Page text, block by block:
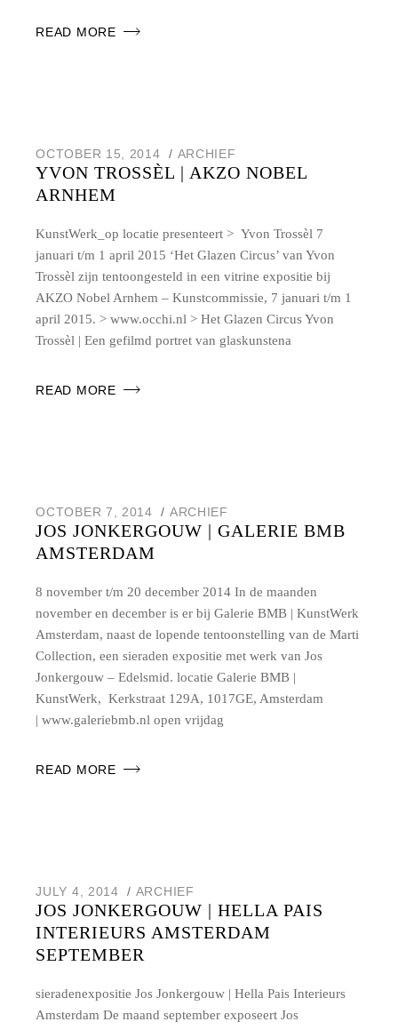
READ MORE
OCTOBER 15, 2014 ARCHIEF
YVON TROSSÈL | AKZO NOBEL
ARNHEM
KunstWerk_op locatie presenteert > Yvon Trossèl 7
januari t/m 1 april 2015 ‘Het Glazen Circus’ van Yvon
Trossèl zijn tentoongesteld in een vitrine expositie bij
AKZO Nobel Arnhem – Kunstcommissie, 7 januari t/m 1
april 2015. > www.occhi.nl > Het Glazen Circus Yvon
Trossèl | Een gefilmd portret van glaskunstena
READ MORE
OCTOBER 7, 2014 ARCHIEF
JOS JONKERGOUW | GALERIE BMB
AMSTERDAM
8 november t/m 20 december 2014 In de maanden
november en december is er bij Galerie BMB | KunstWerk
Amsterdam, naast de lopende tentoonstelling van de Marti
Collection, een sieraden expositie met werk van Jos
Jonkergouw – Edelsmid. locatie Galerie BMB |
KunstWerk, Kerkstraat 129A, 1017GE, Amsterdam
| www.galeriebmb.nl open vrijdag
READ MORE
JULY 4, 2014 ARCHIEF
JOS JONKERGOUW | HELLA PAIS
INTERIEURS AMSTERDAM
SEPTEMBER
sieradenexpositie Jos Jonkergouw | Hella Pais Interieurs
Amsterdam De maand september exposeert Jos